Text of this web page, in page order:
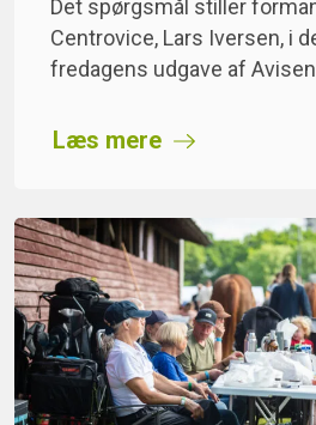
Det spørgsmål stiller
Centrovice, Lars Iversen, i
fredagens udgave af
Læs mere